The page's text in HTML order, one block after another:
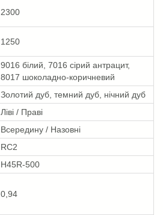
2300
1250
9016 білий, 7016 сірий антрацит,
8017 шоколадно-коричневий
Золотий дуб, темний дуб, нічний дуб
Ліві / Праві
Всередину / Назовні
RC2
H45R-500
0,94